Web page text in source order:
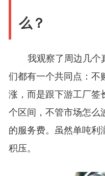
么？
我观察了周边几个
们都有一个共同点：不
涨，而是跟下游工厂签
个区间，不管市场怎么
的服务费。虽然单吨利
积压。